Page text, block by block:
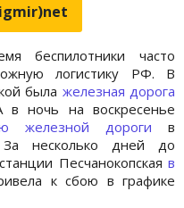
беспилотники часто
логистику РФ. В
была железная дорога
в ночь на воскресенье
железной дороги в
За несколько дней до
Песчанокопская в
к сбою в графике